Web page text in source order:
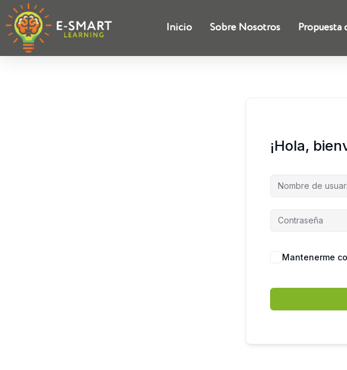
Inicio Sobre Nosotros Propuesta
¡Hola,
Mantenerme